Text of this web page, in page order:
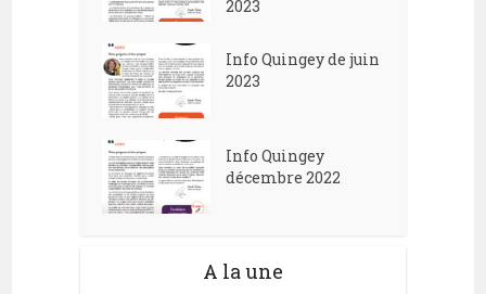
2023
Info Quingey de juin
2023
Info Quingey
décembre 2022
A la une